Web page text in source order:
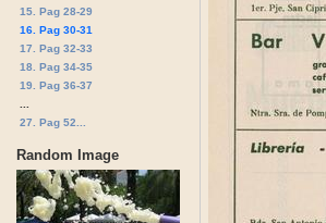
15. Pag 28-29
16. Pag 30-31
17. Pag 32-33
18. Pag 34-35
19. Pag 36-37
27. Pag 52...
Random Image